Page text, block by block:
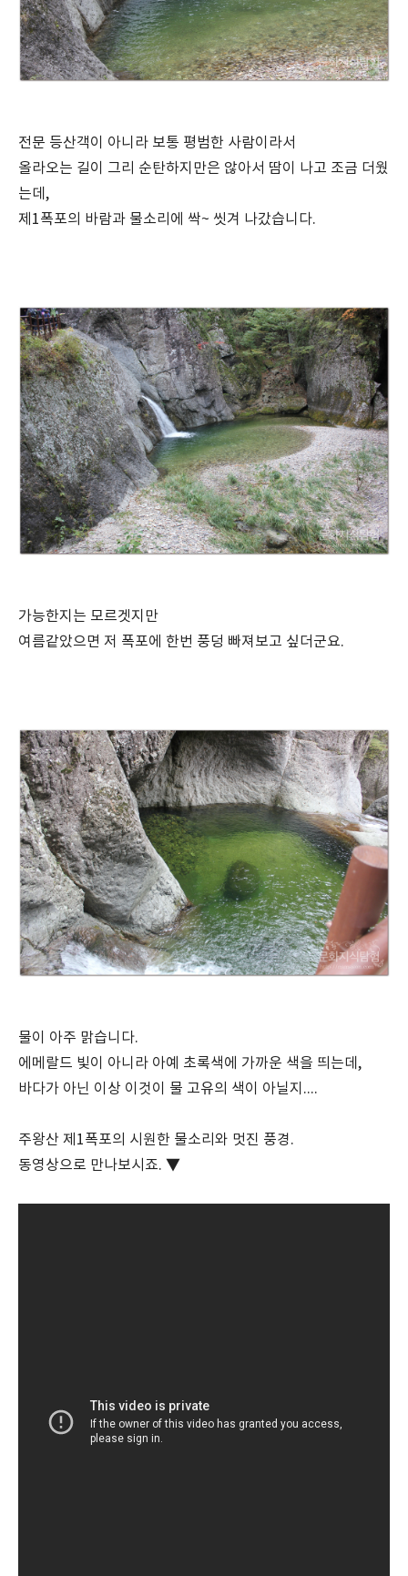
전문 등산객이 아니라 보통 평범한 사람이라서
올라오는 길이 그리 순탄하지만은 않아서 땀이 나고 조금 더웠
는데,
제1폭포의 바람과 물소리에 싹~ 씻겨 나갔습니다.
가능한지는 모르겟지만
여름같았으면 저 폭포에 한번 풍덩 빠져보고 싶더군요.
물이 아주 맑습니다.
에메랄드 빛이 아니라 아예 초록색에 가까운 색을 띄는데,
바다가 아닌 이상 이것이 물 고유의 색이 아닐지....
주왕산 제1폭포의 시원한 물소리와 멋진 풍경.
동영상으로 만나보시죠. ▼